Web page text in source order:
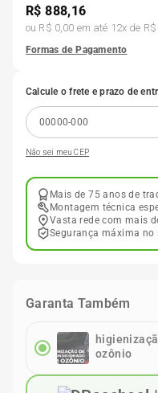
R$888,16
ou R$ 0,00 em até 12x de
Formas de Pagamento
Calcule o frete e prazo de
Não sei meu CEP
Mais de 75 anos de
Montagem técnica
Vasta rede com mais
Segurança máxima no
Garanta Também
ozônio
9º Pneu